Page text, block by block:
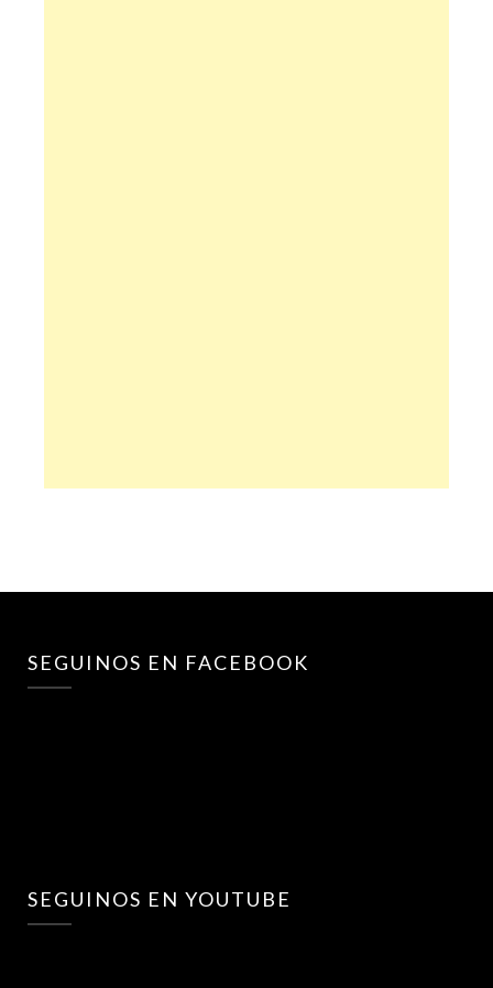
SEGUINOS EN FACEBOOK
SEGUINOS EN YOUTUBE